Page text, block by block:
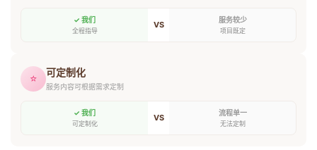
✓ 我们
全程指导
VS 服务较少
项目既定
⭐ 可定制化
服务内容可根据需求定制
✓ 我们
可定制化
VS 流程单一
无法定制